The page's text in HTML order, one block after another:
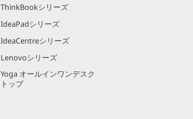
ThinkBookシリーズ
IdeaPadシリーズ
IdeaCentreシリーズ
Lenovoシリーズ
Yoga オールインワンデスク
トップ